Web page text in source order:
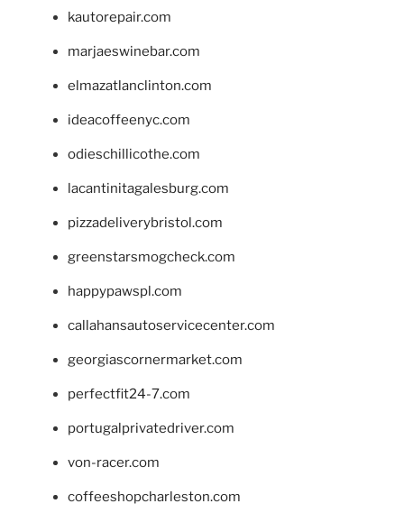
kautorepair.com
marjaeswinebar.com
elmazatlanclinton.com
ideacoffeenyc.com
odieschillicothe.com
lacantinitagalesburg.com
pizzadeliverybristol.com
greenstarsmogcheck.com
happypawspl.com
callahansautoservicecenter.com
georgiascornermarket.com
perfectfit24-7.com
portugalprivatedriver.com
von-racer.com
coffeeshopcharleston.com